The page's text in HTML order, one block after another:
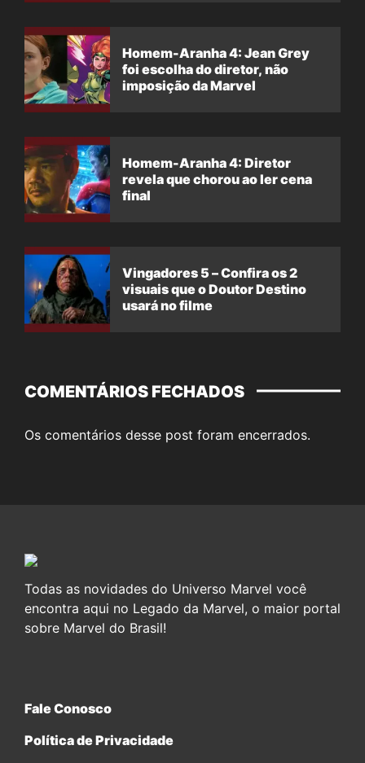
Homem-Aranha 4: Jean Grey
foi escolha do diretor, não
imposição da Marvel
Homem-Aranha 4: Diretor
revela que chorou ao ler cena
final
Vingadores 5 – Confira os 2
visuais que o Doutor Destino
usará no filme
COMENTÁRIOS FECHADOS
Os comentários desse post foram encerrados.
Todas as novidades do Universo Marvel você
encontra aqui no Legado da Marvel, o maior portal
sobre Marvel do Brasil!
Fale Conosco
Política de Privacidade